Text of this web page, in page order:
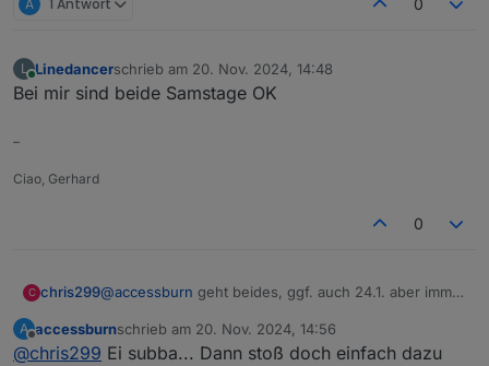
A 1 Antwort 0
L
Online
Linedancerschrieb am 20. Nov. 2024, 14:48
zuletzt editiert von
Bei mir sind beide Samstage OK
–
Ciao, Gerhard
0
C chris299@accessburn geht beides, ggf. auch 24.1. aber immer
A
Offline
accessburnschrieb am 20. Nov. 2024, 14:56
zuletzt editiert von
@chris299 Ei subba... Dann stoß doch einfach dazu